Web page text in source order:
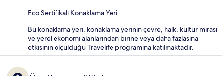
Eco Sertifikalı Konaklama Yeri
Bu konaklama yeri, konaklama yerinin çevre, halk, kültür mirası
ve yerel ekonomi alanlarından birine veya daha fazlasına
etkisinin ölçüldüğü Travelife programına katılmaktadır.